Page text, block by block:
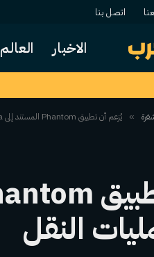
اتصل بنا
الاخبار العالم
» يُزعم أن تطبيق Phantom المستند إلى Solana فشل في معالجة عمليات النقل
النقل